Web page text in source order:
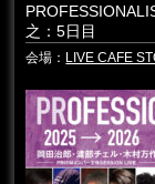
之：5日目
会場： LIVE CAFE